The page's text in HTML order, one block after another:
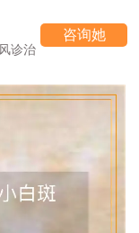
诊治
咨询她